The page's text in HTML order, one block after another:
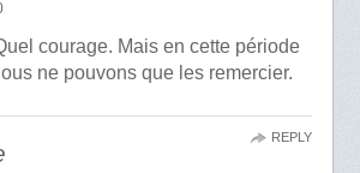
courage. Mais en cette période
ne pouvons que les remercier.
REPLY